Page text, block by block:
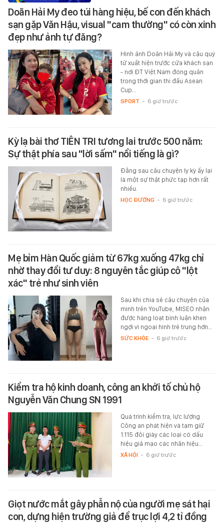
Doãn Hải My đeo túi hàng hiệu, bế con đến khách
sạn gặp Văn Hậu, visual "cam thường" có còn xinh
đẹp như ảnh tự đăng?
Hình ảnh Doãn Hải My và cậu quý
tử xuất hiện trước cửa khách sạn
- nơi ĐT Việt Nam đóng quân
trong thời gian thi đấu Asean
Cup…
SPORT - 6 giờ trước
Kỳ lạ bài thơ TIÊN TRI tương lai trước 500 năm:
Sự thật phía sau "lời sấm" nổi tiếng là gì?
Đằng sau câu chuyện ly kỳ ấy lại
là một sự thật phức tạp hơn rất
nhiều.
HỌC ĐƯỜNG - 6 giờ trước
Mẹ bỉm Hàn Quốc giảm từ 67kg xuống 47kg chỉ
nhờ thay đổi tư duy: 8 nguyên tắc giúp cô "lột
xác" trẻ như sinh viên
Sau khi chia sẻ câu chuyện của
mình trên YouTube, MISEO nhận
được hàng loạt bình luận khen
ngợi vì ngoại hình trẻ trung hơn…
SỨC KHỎE - 6 giờ trước
Kiểm tra hộ kinh doanh, công an khởi tố chủ hộ
Nguyễn Văn Chung SN 1991
Quá trình kiểm tra, lực lượng
Công an phát hiện và tạm giữ
1.115 đôi giày các loại có dấu
hiệu giả mạo các nhãn hiệu…
XÃ HỘI - 6 giờ trước
Giọt nước mắt gây phẫn nộ của người mẹ sát hại
con, dựng hiện trường giả để trục lợi 4,2 tỉ đồng